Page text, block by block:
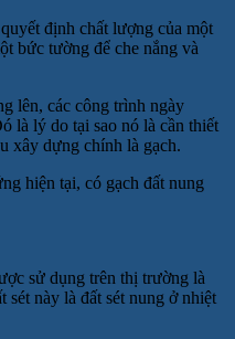
định chất lượng của một
bức tường để che nắng và
lên, các công trình ngày
là lý do tại sao nó là cần thiết
xây dựng chính là gạch.
hiện tại, có gạch đất nung
sử dụng trên thị trường là
sét này là đất sét nung ở nhiệt